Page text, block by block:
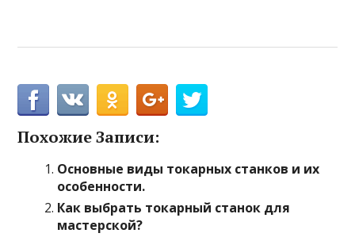
Похожие Записи:
Основные виды токарных станков и их
особенности.
Как выбрать токарный станок для
мастерской?